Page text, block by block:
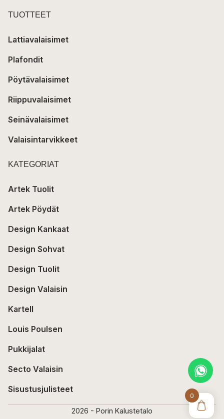
0
TUOTTEET
Lattiavalaisimet
Plafondit
Pöytävalaisimet
Riippuvalaisimet
Seinävalaisimet
Valaisintarvikkeet
KATEGORIAT
Artek Tuolit
Artek Pöydät
Design Kankaat
Design Sohvat
Design Tuolit
Design Valaisin
Kartell
Louis Poulsen
Pukkijalat
Secto Valaisin
Sisustusjulisteet
2026 - Porin Kalustetalo